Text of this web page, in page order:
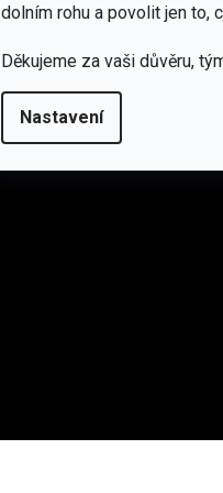
dolním rohu a povolit jen to,
Děkujeme za vaši důvěru,
Nastavení